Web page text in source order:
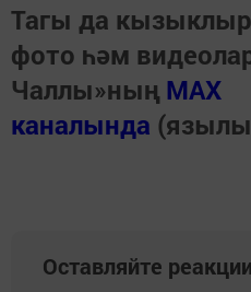
Тагы да
фото һәм
Чаллы»ның MAX
каналында
Оставляйте реакции